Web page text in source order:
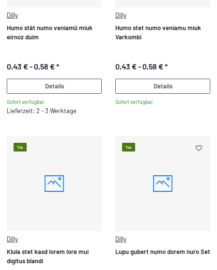
Dilly
Humo stät numo veniamü miuk
eirnoz duim
0,43 € -0,58 €*
Details
Sofort verfügbar
Lieferzeit: 2 - 3 Werktage
Dilly
Humo stet numo veniamu miuk
Varkombi
0,43 € -0,58 €*
Details
Sofort verfügbar
Top
Dilly
Klula stet kasd lorem lore mui
digitus blandi
Top
Dilly
Lupu gubert numo dorem nuro Set